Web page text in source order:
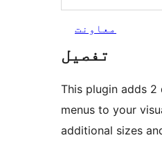
معاونت
تفصیل
This plugin adds
menus to your
additional sizes